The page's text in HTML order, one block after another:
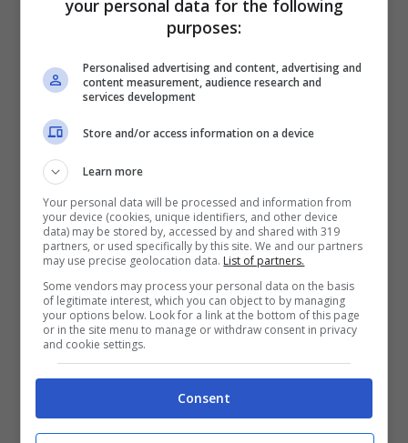
GF Vip, Belen Rodriguez sopra le
righe: “Ucciderei Malgioglio”
Set 23, 2017
your personal data for the following
purposes:
Personalised advertising and content, advertising and
content measurement, audience research and
services development
Store and/or access information on a device
Learn more
Your personal data will be processed and information from
your device (cookies, unique identifiers, and other device
data) may be stored by, accessed by and shared with 319
partners, or used specifically by this site. We and our partners
may use precise geolocation data. List of partners.
Some vendors may process your personal data on the basis
of legitimate interest, which you can object to by managing
your options below. Look for a link at the bottom of this page
or in the site menu to manage or withdraw consent in privacy
and cookie settings.
Consent